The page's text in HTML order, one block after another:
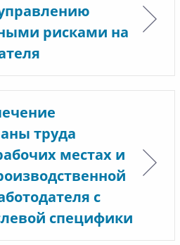
рисками на
труда
местах и
с
специфики